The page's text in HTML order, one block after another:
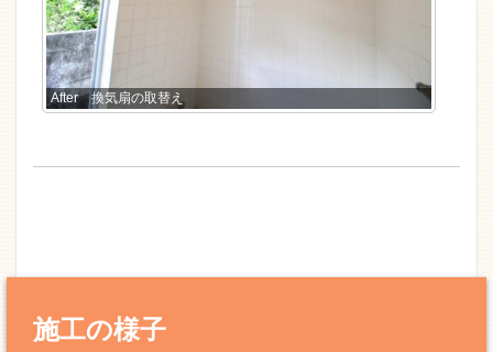
After 換気扇の取替え
施工の様子